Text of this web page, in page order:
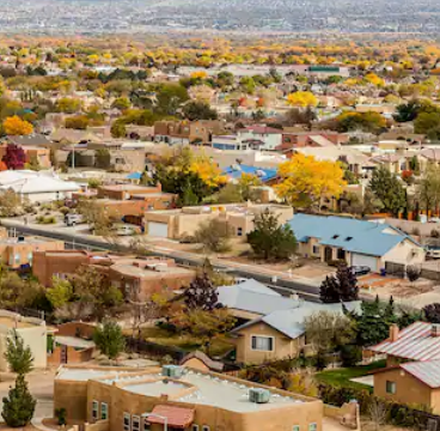
teclas de las flechas hacia arriba y hacia abajo, o